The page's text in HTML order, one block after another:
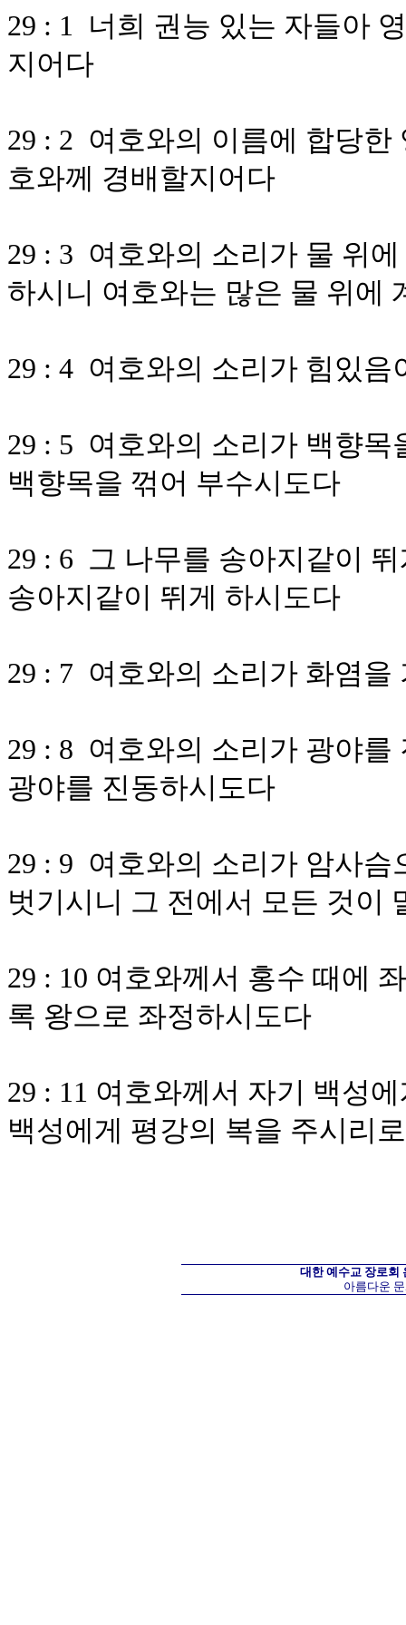
29 : 1 너희 권능 있는 자들아
지어다
29 : 2 여호와의 이름에 합당
호와께 경배할지어다
29 : 3 여호와의 소리가 물 위
하시니 여호와는 많은 물 위에
29 : 4 여호와의 소리가 힘있
29 : 5 여호와의 소리가 백향
백향목을 꺾어 부수시도다
29 : 6 그 나무를 송아지같이
송아지같이 뛰게 하시도다
29 : 7 여호와의 소리가 화염을
29 : 8 여호와의 소리가 광야
광야를 진동하시도다
29 : 9 여호와의 소리가 암사
벗기시니 그 전에서 모든 것이
29 : 10 여호와께서 홍수 때에
록 왕으로 좌정하시도다
29 : 11 여호와께서 자기 백성
백성에게 평강의 복을 주시리
대한 예수교 장로회
아름다운